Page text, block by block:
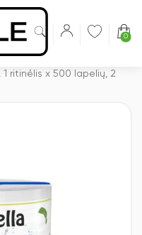
0
1 ritinėlis x 500 lapelių, 2